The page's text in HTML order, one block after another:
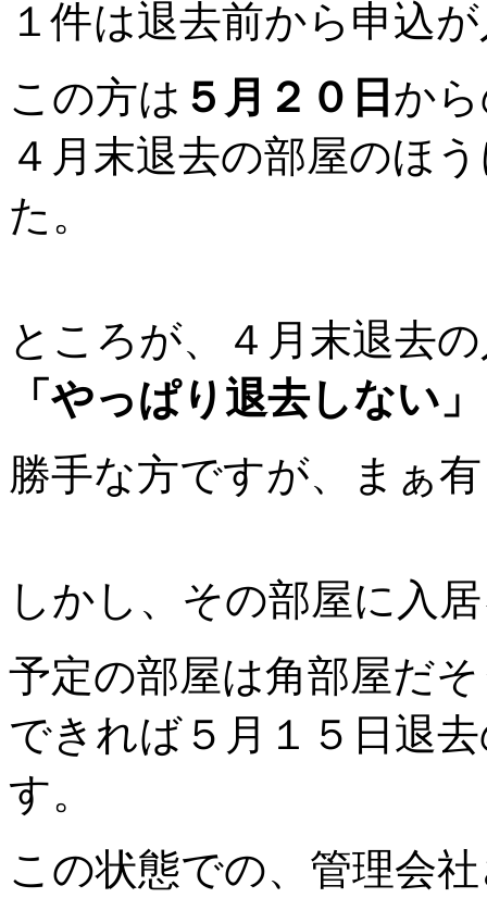
１件は退去前から申込
この方は ５月２０日 か
４月末退去の部屋のほ
た。
ところが、４月末退去
「やっぱり退去しない」
勝手な方ですが、まぁ
しかし、その部屋に入
予定の部屋は角部屋だ
できれば５月１５日退
す。
この状態での、管理会